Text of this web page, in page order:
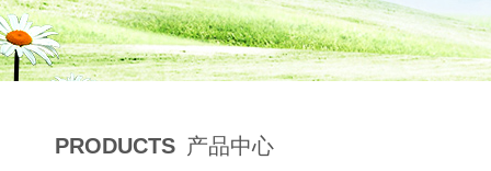
PRODUCTS 产品中心